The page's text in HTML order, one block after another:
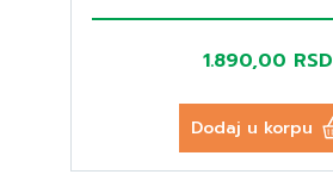
1.890,00 RSD
Dodaj u korpu